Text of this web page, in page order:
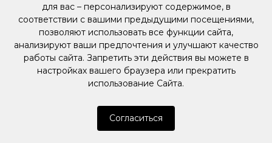
для вас – персонализируют содержимое, в
соответствии с вашими предыдущими посещениями,
позволяют использовать все функции сайта,
анализируют ваши предпочтения и улучшают качество
работы сайта. Запретить эти действия вы можете в
настройках вашего браузера или прекратить
использование Сайта.
Согласиться